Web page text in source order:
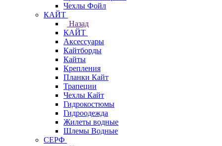
Чехлы Фойл
КАЙТ
Назад
КАЙТ
Аксессуары
Кайтборды
Кайты
Крепления
Планки Кайт
Трапеции
Чехлы Кайт
Гидрокостюмы
Гидроодежда
Жилеты водные
Шлемы Водные
СЕРФ